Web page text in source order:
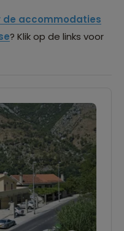
de accommodaties
? Klik op de links voor